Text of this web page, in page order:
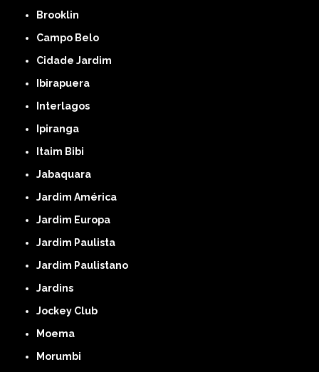
Brooklin
Campo Belo
Cidade Jardim
Ibirapuera
Interlagos
Ipiranga
Itaim Bibi
Jabaquara
Jardim América
Jardim Europa
Jardim Paulista
Jardim Paulistano
Jardins
Jockey Club
Moema
Morumbi